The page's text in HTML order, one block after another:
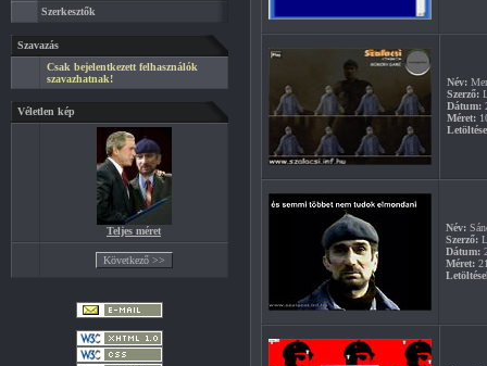
Szerkesztők
Szavazás
Csak bejelentkezett felhasználók
szavazhatnak!
Véletlen kép
Teljes méret
Név:
Szerző:
Dátum:
Méret:
Név:
Szerző:
Dátum:
Méret: